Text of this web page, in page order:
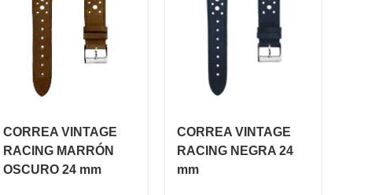
CORREA VINTAGE
RACING MARRÓN
OSCURO 24 mm
CORREA VINTAGE
RACING NEGRA 24
mm